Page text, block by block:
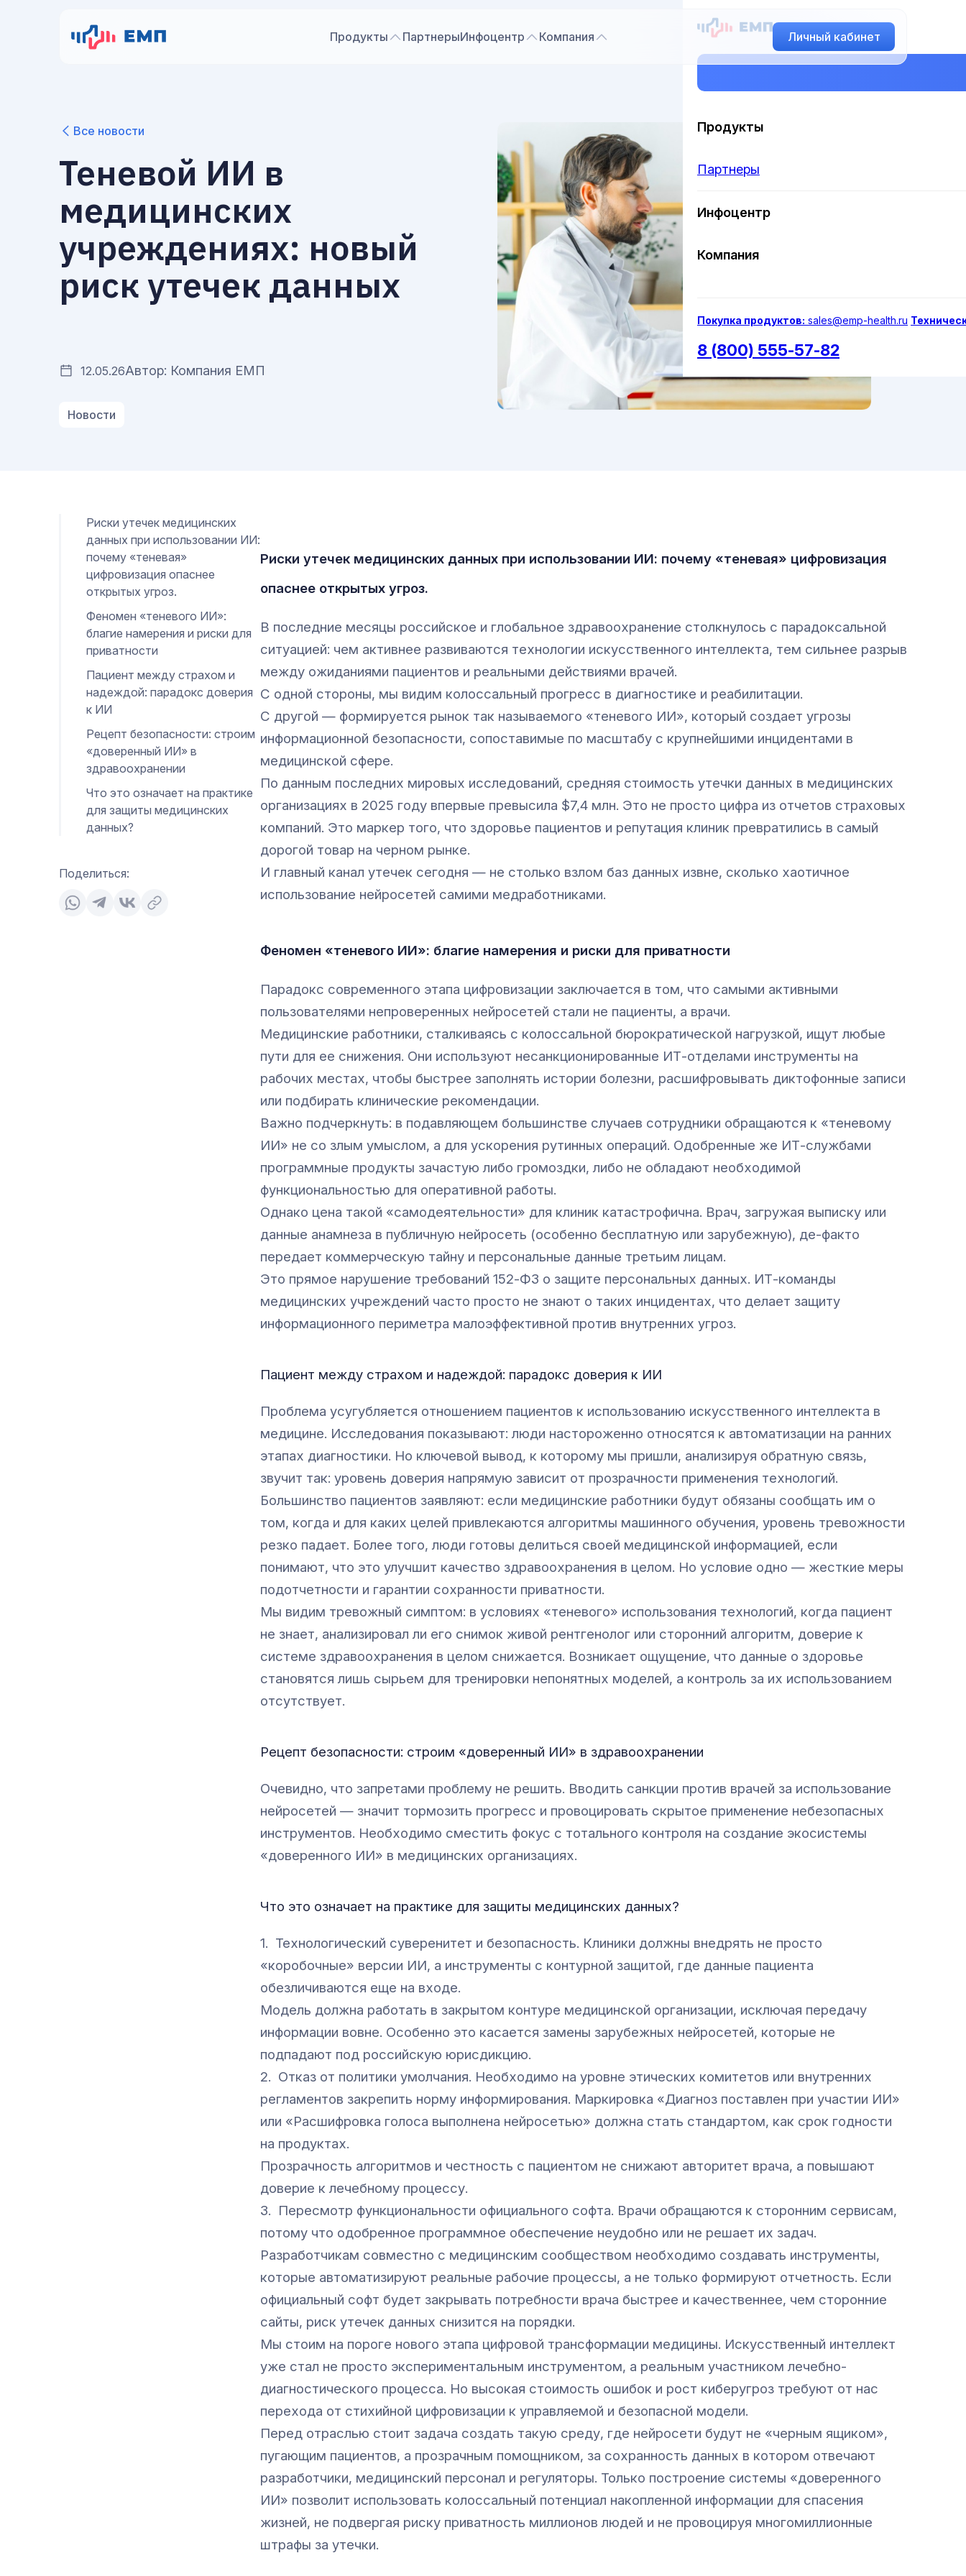
Продукты
Партнеры
Инфоцентр
Компания
Покупка продуктов: sales@emp-health.ru
8 (800) 555-57-82
Продукты ПартнерыИнфоцентр Компания Личный кабинет
Все новости
Теневой ИИ в
медицинских
учреждениях: новый
риск утечек данных
12.05.26Автор: Компания ЕМП
Новости
Риски утечек медицинских
данных при использовании ИИ:
почему «теневая»
цифровизация опаснее
открытых угроз.
Феномен «теневого ИИ»:
благие намерения и риски для
приватности
Пациент между страхом и
надеждой: парадокс доверия
к ИИ
Рецепт безопасности: строим
«доверенный ИИ» в
здравоохранении
Что это означает на практике
для защиты медицинских
данных?
Поделиться:
Риски утечек медицинских данных при использовании ИИ: почему «теневая» цифровизация
опаснее открытых угроз.
В последние месяцы российское и глобальное здравоохранение столкнулось с парадоксальной
ситуацией: чем активнее развиваются технологии искусственного интеллекта, тем сильнее разрыв
между ожиданиями пациентов и реальными действиями врачей.
С одной стороны, мы видим колоссальный прогресс в диагностике и реабилитации.
С другой — формируется рынок так называемого «теневого ИИ», который создает угрозы
информационной безопасности, сопоставимые по масштабу с крупнейшими инцидентами в
медицинской сфере.
По данным последних мировых исследований, средняя стоимость утечки данных в медицинских
организациях в 2025 году впервые превысила $7,4 млн. Это не просто цифра из отчетов страховых
компаний. Это маркер того, что здоровье пациентов и репутация клиник превратились в самый
дорогой товар на черном рынке.
И главный канал утечек сегодня — не столько взлом баз данных извне, сколько хаотичное
использование нейросетей самими медработниками.
Феномен «теневого ИИ»: благие намерения и риски для приватности
Парадокс современного этапа цифровизации заключается в том, что самыми активными
пользователями непроверенных нейросетей стали не пациенты, а врачи.
Медицинские работники, сталкиваясь с колоссальной бюрократической нагрузкой, ищут любые
пути для ее снижения. Они используют несанкционированные ИТ-отделами инструменты на
рабочих местах, чтобы быстрее заполнять истории болезни, расшифровывать диктофонные записи
или подбирать клинические рекомендации.
Важно подчеркнуть: в подавляющем большинстве случаев сотрудники обращаются к «теневому
ИИ» не со злым умыслом, а для ускорения рутинных операций. Одобренные же ИТ-службами
программные продукты зачастую либо громоздки, либо не обладают необходимой
функциональностью для оперативной работы.
Однако цена такой «самодеятельности» для клиник катастрофична. Врач, загружая выписку или
данные анамнеза в публичную нейросеть (особенно бесплатную или зарубежную), де-факто
передает коммерческую тайну и персональные данные третьим лицам.
Это прямое нарушение требований 152-ФЗ о защите персональных данных. ИТ-команды
медицинских учреждений часто просто не знают о таких инцидентах, что делает защиту
информационного периметра малоэффективной против внутренних угроз.
Пациент между страхом и надеждой: парадокс доверия к ИИ
Проблема усугубляется отношением пациентов к использованию искусственного интеллекта в
медицине. Исследования показывают: люди настороженно относятся к автоматизации на ранних
этапах диагностики. Но ключевой вывод, к которому мы пришли, анализируя обратную связь,
звучит так: уровень доверия напрямую зависит от прозрачности применения технологий.
Большинство пациентов заявляют: если медицинские работники будут обязаны сообщать им о
том, когда и для каких целей привлекаются алгоритмы машинного обучения, уровень тревожности
резко падает. Более того, люди готовы делиться своей медицинской информацией, если
понимают, что это улучшит качество здравоохранения в целом. Но условие одно — жесткие меры
подотчетности и гарантии сохранности приватности.
Мы видим тревожный симптом: в условиях «теневого» использования технологий, когда пациент
не знает, анализировал ли его снимок живой рентгенолог или сторонний алгоритм, доверие к
системе здравоохранения в целом снижается. Возникает ощущение, что данные о здоровье
становятся лишь сырьем для тренировки непонятных моделей, а контроль за их использованием
отсутствует.
Рецепт безопасности: строим «доверенный ИИ» в здравоохранении
Очевидно, что запретами проблему не решить. Вводить санкции против врачей за использование
нейросетей — значит тормозить прогресс и провоцировать скрытое применение небезопасных
инструментов. Необходимо сместить фокус с тотального контроля на создание экосистемы
«доверенного ИИ» в медицинских организациях.
Что это означает на практике для защиты медицинских данных?
1. Технологический суверенитет и безопасность. Клиники должны внедрять не просто
«коробочные» версии ИИ, а инструменты с контурной защитой, где данные пациента
обезличиваются еще на входе.
Модель должна работать в закрытом контуре медицинской организации, исключая передачу
информации вовне. Особенно это касается замены зарубежных нейросетей, которые не
подпадают под российскую юрисдикцию.
2. Отказ от политики умолчания. Необходимо на уровне этических комитетов или внутренних
регламентов закрепить норму информирования. Маркировка «Диагноз поставлен при участии ИИ»
или «Расшифровка голоса выполнена нейросетью» должна стать стандартом, как срок годности
на продуктах.
Прозрачность алгоритмов и честность с пациентом не снижают авторитет врача, а повышают
доверие к лечебному процессу.
3. Пересмотр функциональности официального софта. Врачи обращаются к сторонним сервисам,
потому что одобренное программное обеспечение неудобно или не решает их задач.
Разработчикам совместно с медицинским сообществом необходимо создавать инструменты,
которые автоматизируют реальные рабочие процессы, а не только формируют отчетность. Если
официальный софт будет закрывать потребности врача быстрее и качественнее, чем сторонние
сайты, риск утечек данных снизится на порядки.
Мы стоим на пороге нового этапа цифровой трансформации медицины. Искусственный интеллект
уже стал не просто экспериментальным инструментом, а реальным участником лечебно-
диагностического процесса. Но высокая стоимость ошибок и рост киберугроз требуют от нас
перехода от стихийной цифровизации к управляемой и безопасной модели.
Перед отраслью стоит задача создать такую среду, где нейросети будут не «черным ящиком»,
пугающим пациентов, а прозрачным помощником, за сохранность данных в котором отвечают
разработчики, медицинский персонал и регуляторы. Только построение системы «доверенного
ИИ» позволит использовать колоссальный потенциал накопленной информации для спасения
жизней, не подвергая риску приватность миллионов людей и не провоцируя многомиллионные
штрафы за утечки.